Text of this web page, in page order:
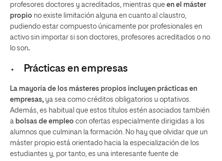
profesores doctores y acreditados, mientras que en el máster
propio no existe limitación alguna en cuanto al claustro,
pudiendo estar compuesto únicamente por profesionales en
activo sin importar si son doctores, profesores acreditados o no
lo son.
Prácticas en empresas
La mayoría de los másteres propios incluyen prácticas en
empresas, ya sea como créditos obligatorios u optativos.
Además, es habitual que estos títulos estén asociados también
a bolsas de empleo con ofertas especialmente dirigidas a los
alumnos que culminan la formación. No hay que olvidar que un
máster propio está orientado hacia la especialización de los
estudiantes y, por tanto, es una interesante fuente de